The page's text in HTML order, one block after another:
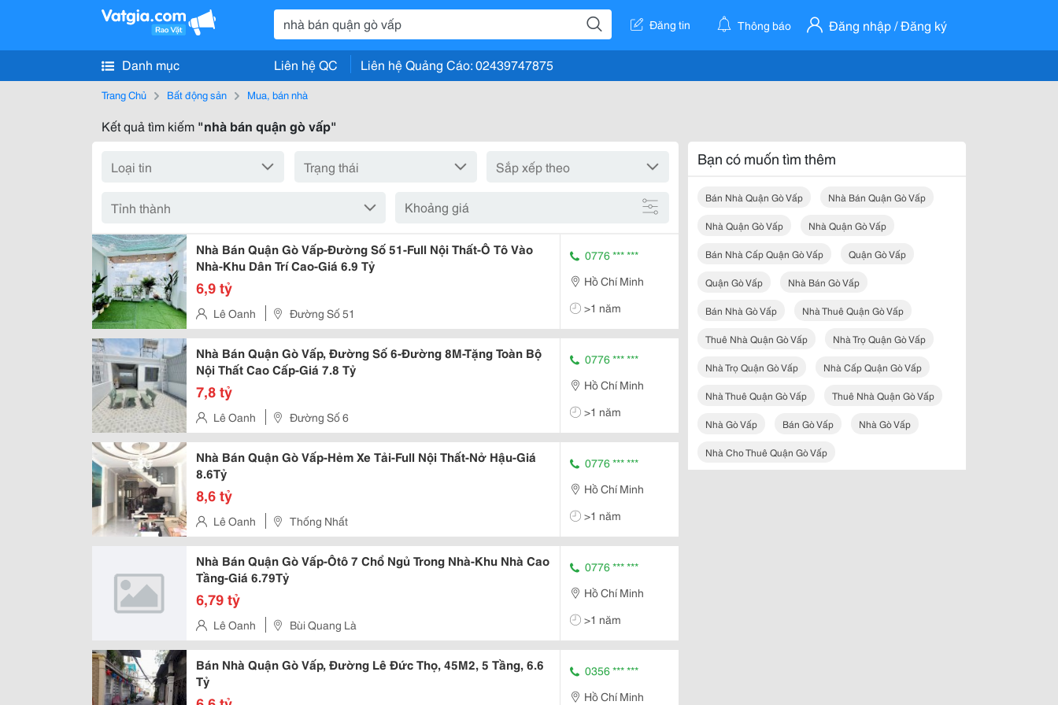
Đăng tin Thông báo Đăng nhập / Đăng ký
Danh mục Liên hệ QC Liên hệ Quảng Cáo: 02439747875
Trang Chủ Bất động sản Mua, bán nhà
Kết quả tìm kiếm "nhà bán quận gò vấp"
Khoảng giá
Nhà Bán Quận Gò Vấp-Đường Số 51-Full Nội Thất-Ô Tô Vào
Nhà-Khu Dân Trí Cao-Giá 6.9 Tỷ
6,9 tỷ
Lê Oanh Đường Số 51
0776 *** ***
Hồ Chí Minh
>1 năm
Nhà Bán Quận Gò Vấp, Đường Số 6-Đường 8M-Tặng Toàn Bộ
Nội Thất Cao Cấp-Giá 7.8 Tỷ
7,8 tỷ
Lê Oanh Đường Số 6
0776 *** ***
Hồ Chí Minh
>1 năm
Nhà Bán Quận Gò Vấp-Hẻm Xe Tải-Full Nội Thất-Nở Hậu-Giá
8.6Tỷ
8,6 tỷ
Lê Oanh Thống Nhất
0776 *** ***
Hồ Chí Minh
>1 năm
Nhà Bán Quận Gò Vấp-Ôtô 7 Chổ Ngủ Trong Nhà-Khu Nhà Cao
Tầng-Giá 6.79Tỷ
6,79 tỷ
Lê Oanh Bùi Quang Là
0776 *** ***
Hồ Chí Minh
>1 năm
Bán Nhà Quận Gò Vấp, Đường Lê Đức Thọ, 45M2, 5 Tầng, 6.6
Tỷ
0356 *** ***
Hồ Chí Minh
Bạn có muốn tìm thêm
Bán Nhà Quận Gò Vấp Nhà Bán Quận Gò Vấp
Nhà Quận Gò Vấp Nhà Quận Gò Vấp
Bán Nhà Cấp Quận Gò Vấp Quận Gò Vấp
Quận Gò Vấp Nhà Bán Gò Vấp
Bán Nhà Gò Vấp Nhà Thuê Quận Gò Vấp
Thuê Nhà Quận Gò Vấp Nhà Trọ Quận Gò Vấp
Nhà Trọ Quận Gò Vấp Nhà Cấp Quận Gò Vấp
Nhà Thuê Quận Gò Vấp Thuê Nhà Quận Gò Vấp
Nhà Gò Vấp Bán Gò Vấp Nhà Gò Vấp
Nhà Cho Thuê Quận Gò Vấp